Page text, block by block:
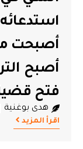
#عبد اللطيف المكي
أصبحت
أصبح
فتح
هدى بوغنية
اقرأ المزيد